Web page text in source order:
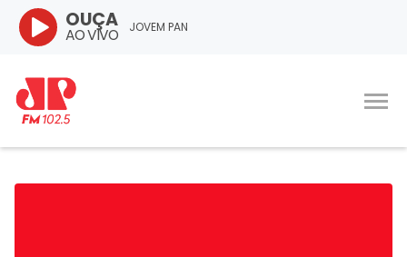
JOVEM PAN
OUÇA
AO VIVO